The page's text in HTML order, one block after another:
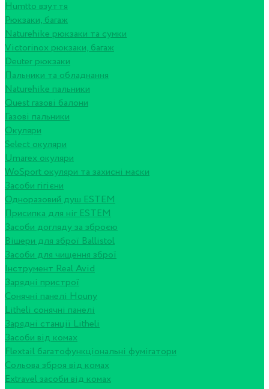
Humtto взуття
Рюкзаки, багаж
Naturehike рюкзаки та сумки
Victorinox рюкзаки, багаж
Deuter рюкзаки
Пальники та обладнання
Naturehike пальники
Quest газові балони
Газові пальники
Окуляри
Select окуляри
Umarex окуляри
WoSport окуляри та захисні маски
Засоби гігієни
Одноразовий душ ESTEM
Присипка для ніг ESTEM
Засоби догляду за зброєю
Вішери для зброї Ballistol
Засоби для чищення зброї
Інструмент Real Avid
Зарядні пристрої
Сонячні панелі Houny
Litheli сонячні панелі
Зарядні станції Litheli
Засоби від комах
Flextail багатофункціональні фумігатори
Сольова зброя від комах
Extravel засоби від комах